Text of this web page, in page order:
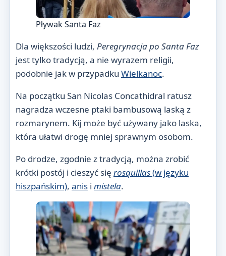
Pływak Santa Faz
Dla większości ludzi, Peregrynacja po Santa Faz
jest tylko tradycją, a nie wyrazem religii,
podobnie jak w przypadku Wielkanoc.
Na początku San Nicolas Concathidral ratusz
nagradza wczesne ptaki bambusową laską z
rozmarynem. Kij może być używany jako laska,
która ułatwi drogę mniej sprawnym osobom.
Po drodze, zgodnie z tradycją, można zrobić
krótki postój i cieszyć się rosquillas(w języku
hiszpańskim), anisi mistela.